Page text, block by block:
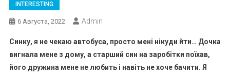
INTERESTING
6 Августа, 2022 Admin
Синку, я не чекаю автобуса, просто мені нікуди йти… Дочка
вигнала мене з дому, а старший син на заробітки поїхав,
його дружина мене не любить і навіть не хоче бачити. Я